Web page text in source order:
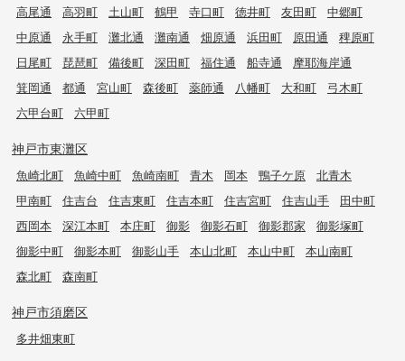
高尾通
高羽町 土山町 鶴甲 寺口町 徳井町 友田町
中郷町
中原通
永手町 灘北通 灘南通 畑原通 浜田町 原田通
稗原町
日尾町
琵琶町 備後町 深田町 福住通 船寺通
摩耶海岸通
箕岡通
都通 宮山町 森後町 薬師通 八幡町 大和町
弓木町
六甲台町
六甲町
神戸市東灘区
魚崎北町 魚崎中町 魚崎南町 青木 岡本 鴨子ケ原
北青木
甲南町
住吉台 住吉東町 住吉本町 住吉宮町 住吉山手
田中町
西岡本
深江本町 本庄町 御影 御影石町 御影郡家
御影塚町
御影中町
御影本町 御影山手 本山北町 本山中町
本山南町
森北町
森南町
神戸市須磨区
多井畑東町